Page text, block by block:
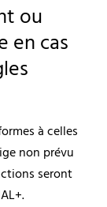
ou
en cas
à celles
non prévu
seront